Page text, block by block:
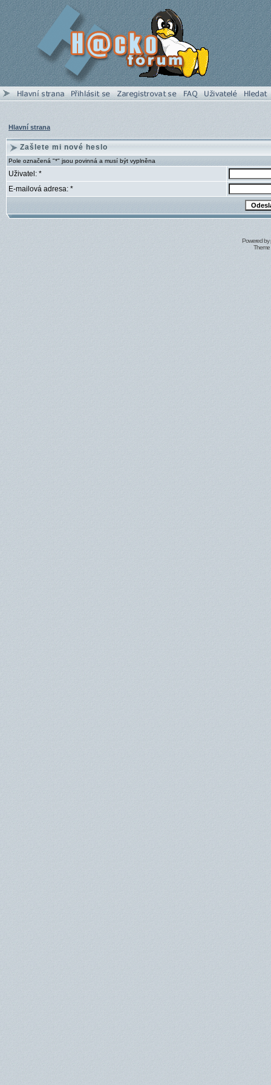
Hlavní strana
Zašlete mi nové heslo
Pole označená "*" jsou povinná a musí být vyplněna
Uživatel: *
E-mailová adresa: *
Powered by
Theme